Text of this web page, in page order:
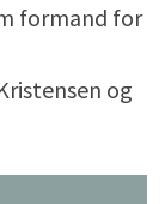
formand for
og